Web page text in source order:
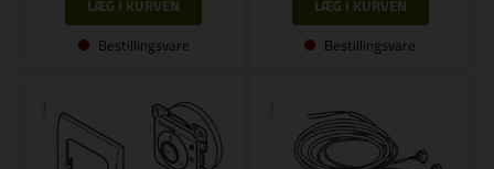
Bestillingsvare Bestillingsvare